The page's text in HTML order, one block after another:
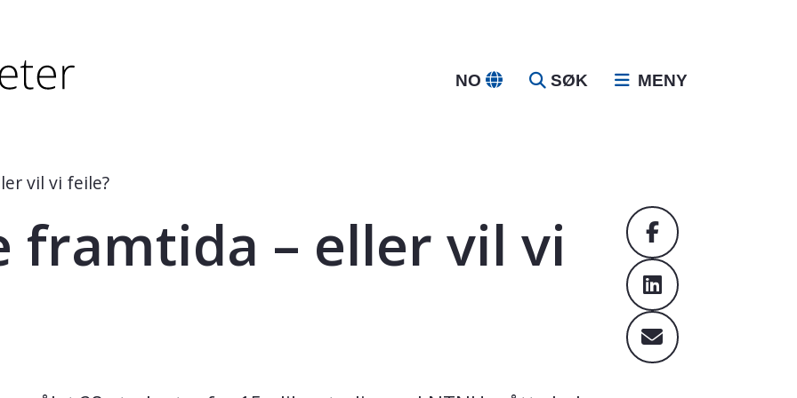
eller - (minus) for å forminske.
eller - (minus) for å forminske.
NO SØK MENY
vil vi feile?
framtida – eller vil vi